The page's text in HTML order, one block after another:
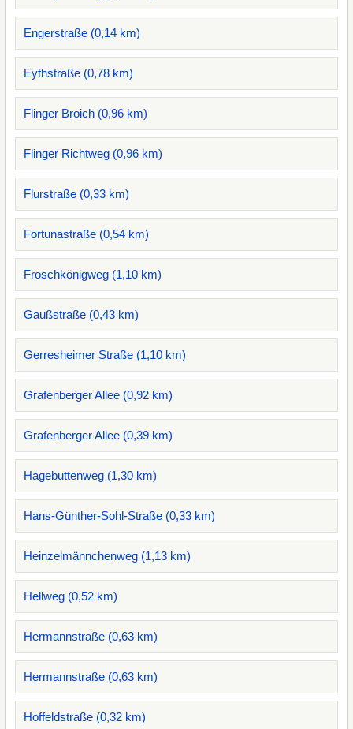
Engerstraße (0,14 km)
Eythstraße (0,78 km)
Flinger Broich (0,96 km)
Flinger Richtweg (0,96 km)
Flurstraße (0,33 km)
Fortunastraße (0,54 km)
Froschkönigweg (1,10 km)
Gaußstraße (0,43 km)
Gerresheimer Straße (1,10 km)
Grafenberger Allee (0,92 km)
Grafenberger Allee (0,39 km)
Hagebuttenweg (1,30 km)
Hans-Günther-Sohl-Straße (0,33 km)
Heinzelmännchenweg (1,13 km)
Hellweg (0,52 km)
Hermannstraße (0,63 km)
Hermannstraße (0,63 km)
Hoffeldstraße (0,32 km)